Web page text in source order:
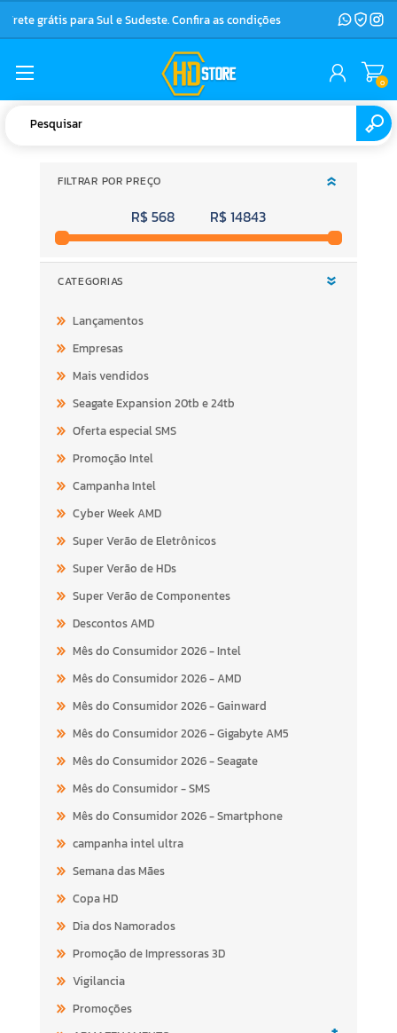
Frete grátis para Sul e Sudeste. Confira as condições
0
FILTRAR POR PREÇO
R$ 568 R$ 14843
CATEGORIAS
Lançamentos
Empresas
Mais vendidos
Seagate Expansion 20tb e 24tb
Oferta especial SMS
Promoção Intel
Campanha Intel
Cyber Week AMD
Super Verão de Eletrônicos
Super Verão de HDs
Super Verão de Componentes
Descontos AMD
Mês do Consumidor 2026 - Intel
Mês do Consumidor 2026 - AMD
Mês do Consumidor 2026 - Gainward
Mês do Consumidor 2026 - Gigabyte AM5
Mês do Consumidor 2026 - Seagate
Mês do Consumidor - SMS
Mês do Consumidor 2026 - Smartphone
campanha intel ultra
Semana das Mães
Copa HD
Dia dos Namorados
Promoção de Impressoras 3D
Vigilancia
Promoções